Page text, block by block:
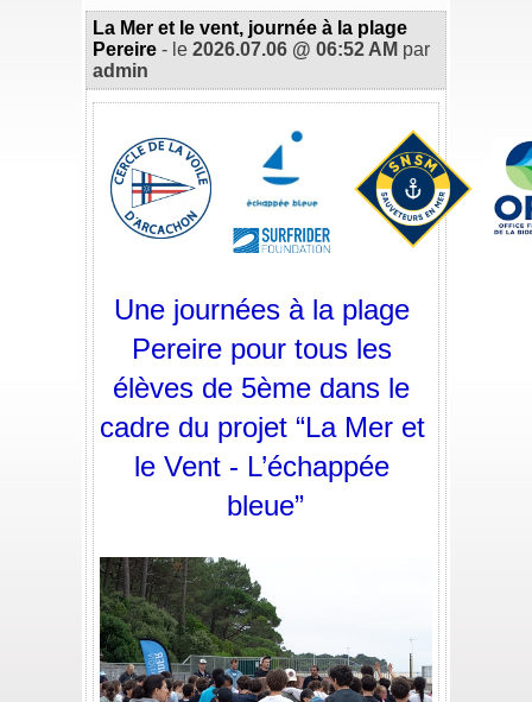
La Mer et le vent, journée à la plage
Pereire - le2026.07.06 @ 06:52 AM par
admin
Une journées à la plage
Pereire pour tous les
élèves de 5ème dans le
cadre du projet “La Mer et
le Vent - L’échappée
bleue”